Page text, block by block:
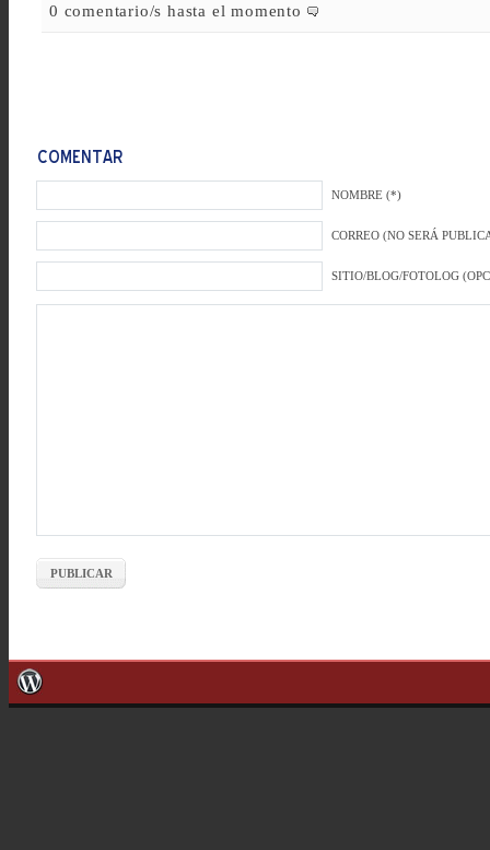
0 comentario/s hasta el momento
NOMBRE (*)
CORREO (NO SERÁ
SITIO/BLOG/FOTOLOG